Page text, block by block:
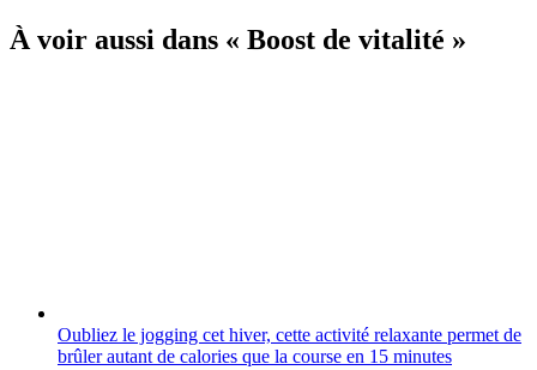
À voir aussi dans « Boost de vitalité »
Oubliez le jogging cet hiver, cette activité relaxante permet de
brûler autant de calories que la course en 15 minutes